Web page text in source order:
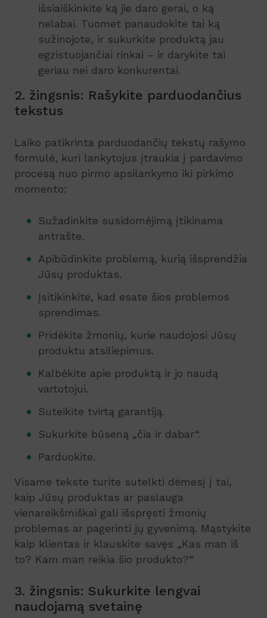
išsiaiškinkite ką jie daro gerai, o ką
nelabai. Tuomet panaudokite tai ką
sužinojote, ir sukurkite produktą jau
egzistuojančiai rinkai – ir darykite tai
geriau nei daro konkurentai.
2. žingsnis: Rašykite parduodančius
tekstus
Laiko patikrinta parduodančių tekstų rašymo
formulė, kuri lankytojus įtraukia į pardavimo
procesą nuo pirmo apsilankymo iki pirkimo
momento:
Sužadinkite susidomėjimą įtikinama
antrašte.
Apibūdinkite problemą, kurią išsprendžia
Jūsų produktas.
Įsitikinkite, kad esate šios problemos
sprendimas.
Pridėkite žmonių, kurie naudojosi Jūsų
produktu atsiliepimus.
Kalbėkite apie produktą ir jo naudą
vartotojui.
Suteikite tvirtą garantiją.
Sukurkite būseną „čia ir dabar“.
Parduokite.
Visame tekste turite sutelkti dėmesį į tai,
kaip Jūsų produktas ar paslauga
vienareikšmiškai gali išspręsti žmonių
problemas ar pagerinti jų gyvenimą. Mąstykite
kaip klientas ir klauskite savęs „Kas man iš
to? Kam man reikia šio produkto?“
3. žingsnis: Sukurkite lengvai
naudojamą svetainę